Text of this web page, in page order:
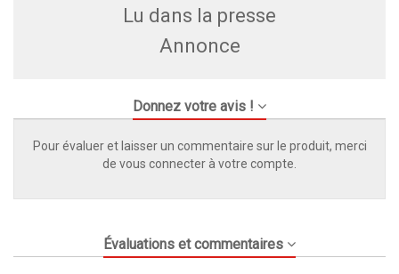
Lu dans la presse
Annonce
Donnez votre avis !
Pour évaluer et laisser un commentaire sur le produit, merci
de vous connecter à votre compte.
Évaluations et commentaires